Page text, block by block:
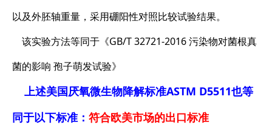
以及外胚轴重量，采用硼阳性对照比较试验结果。
该实验方法等同于《GB/T 32721-2016 污染物对菌根真
菌的影响 孢子萌发试验》
上述美国厌氧微生物降解标准ASTM D5511也等
同于以下标准： 符合欧美市场的出口标准